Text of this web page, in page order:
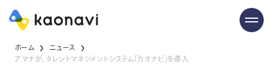
ホーム
ニュース
アマナが、タレントマネジメントシステム「カオナビ」を導入